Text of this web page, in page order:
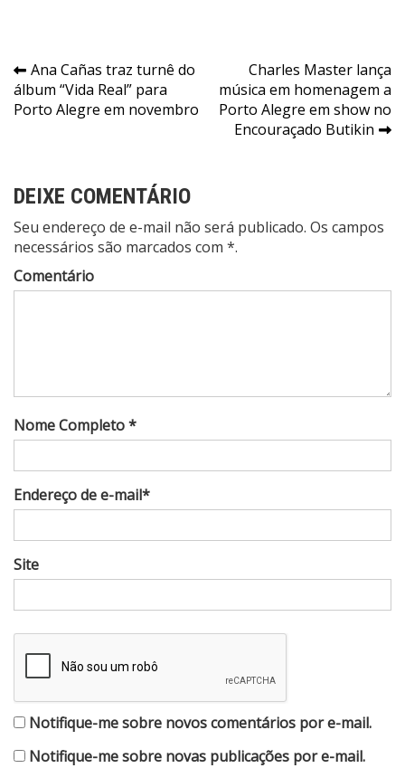
Navegação
de
Ana Cañas traz turnê do
álbum “Vida Real” para
Porto Alegre em novembro
Charles Master lança
música em homenagem a
Porto Alegre em show no
Encouraçado Butikin
DEIXE COMENTÁRIO
Seu endereço de e-mail não será publicado. Os campos
necessários são marcados com *.
Comentário
Nome Completo *
Endereço de e-mail*
Site
Notifique-me sobre novos comentários por e-mail.
Notifique-me sobre novas publicações por e-mail.